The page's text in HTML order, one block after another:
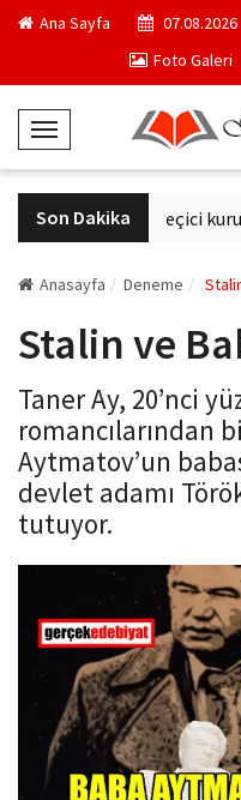
Ana Sayfa
07.08.2026
Foto Galeri
T
o
g
g
e
a
g
a
t
i
Son Dakika
Derviş Zaim seçici kurul
Anasayfa Deneme
Stalin ve
Taner Ay, 20’nci
romancılarından
Aytmatov’un
devlet adamı
tutuyor.